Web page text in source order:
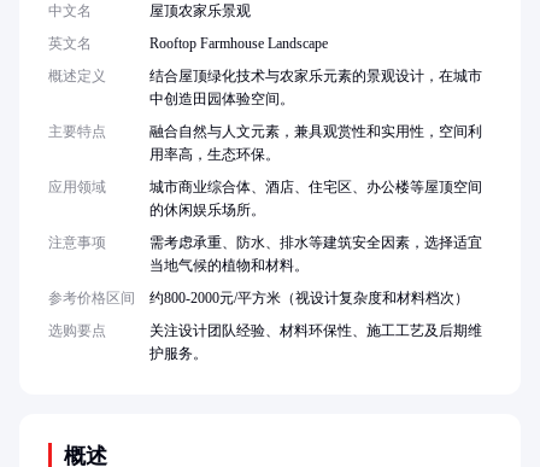
概述
中文名
屋顶农家乐景观
英文名
Rooftop Farmhouse Landscape
概述定义
结合屋顶绿化技术与农家乐元素的景观设计，在城市
中创造田园体验空间。
主要特点
融合自然与人文元素，兼具观赏性和实用性，空间利
用率高，生态环保。
应用领域
城市商业综合体、酒店、住宅区、办公楼等屋顶空间
的休闲娱乐场所。
注意事项
需考虑承重、防水、排水等建筑安全因素，选择适宜
当地气候的植物和材料。
参考价格区间
约800-2000元/平方米（视设计复杂度和材料档次）
选购要点
关注设计团队经验、材料环保性、施工工艺及后期维
护服务。